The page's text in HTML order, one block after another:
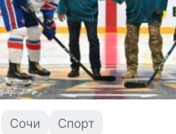
Сочи Спорт